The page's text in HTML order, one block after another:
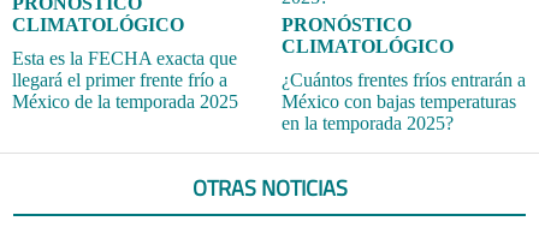
CLIMATOLÓGICO
Esta es la FECHA exacta que
llegará el primer frente frío a
México de la temporada 2025
PRONÓSTICO
CLIMATOLÓGICO
¿Cuántos frentes fríos entrarán a
México con bajas temperaturas
en la temporada 2025?
OTRAS NOTICIAS